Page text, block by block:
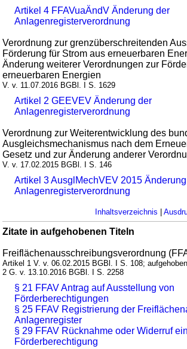
Artikel 4 FFAVuaÄndV Änderung der
Anlagenregisterverordnung
Verordnung zur grenzüberschreitenden
Förderung für Strom aus erneuerbaren
Änderung weiterer Verordnungen zur
erneuerbaren Energien
V. v. 11.07.2016 BGBl. I S. 1629
Artikel 2 GEEVEV Änderung der
Anlagenregisterverordnung
Verordnung zur Weiterentwicklung des
Ausgleichsmechanismus nach dem
Gesetz und zur Änderung anderer
V. v. 17.02.2015 BGBl. I S. 146
Artikel 3 AusglMechVEV 2015
Anlagenregisterverordnung
Inhaltsverzeichnis |
Zitate in aufgehobenen Titeln
Freiflächenausschreibungsverordnung
Artikel 1 V. v. 06.02.2015 BGBl. I S. 108;
2 G. v. 13.10.2016 BGBl. I S. 2258
§ 21 FFAV Antrag auf Ausstellung von
Förderberechtigungen
§ 25 FFAV Registrierung der
Anlagenregister
§ 29 FFAV Rücknahme oder Widerruf
Förderberechtigung